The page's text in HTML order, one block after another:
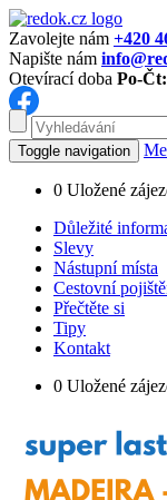
Zavolejte nám +420
Napište nám
Otevírací doba Po-
Toggle navigation
0 Uložené
Důležité
Slevy
Nástupní místa
Cestovní
Přečtěte si
Tipy
Kontakt
0 Uložené